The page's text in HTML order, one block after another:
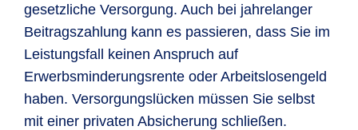
gesetzliche Versorgung. Auch bei jahrelanger
Beitragszahlung kann es passieren, dass Sie im
Leistungsfall keinen Anspruch auf
Erwerbsminderungsrente oder Arbeitslosengeld
haben. Versorgungslücken müssen Sie selbst
mit einer privaten Absicherung schließen.